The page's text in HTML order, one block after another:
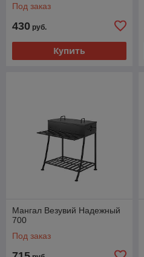
Под заказ
430 руб.
Купить
Мангал Везувий Надежный
700
Под заказ